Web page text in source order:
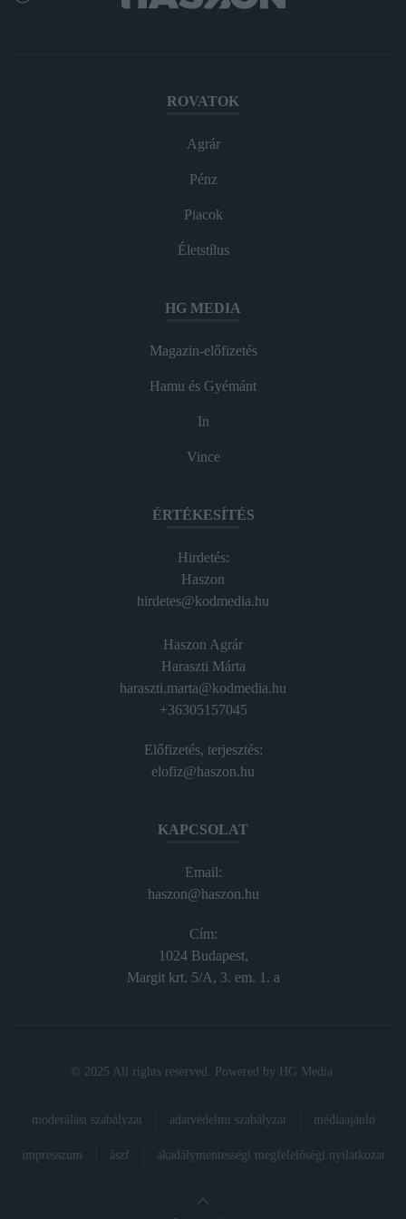
ROVATOK
Agrár
Pénz
Piacok
Életstílus
HG MEDIA
Magazin-előfizetés
Hamu és Gyémánt
In
Vince
ÉRTÉKESÍTÉS
Hirdetés:
Haszon
hirdetes@kodmedia.hu
Haszon Agrár
Haraszti Márta
haraszti.marta@kodmedia.hu
+36305157045
Előfizetés, terjesztés:
elofiz@haszon.hu
KAPCSOLAT
Email:
haszon@haszon.hu
Cím:
1024 Budapest,
Margit krt. 5/A, 3. em. 1. a
© 2025 All rights reserved. Powered by HG Media
moderálási szabályzat adatvédelmi szabályzat médiaajánló
impresszum ászf akadálymentességi megfelelőségi nyilatkozat